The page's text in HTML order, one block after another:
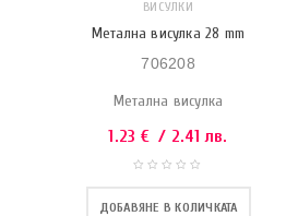
ВИСУЛКИ
Метална висулка 28 mm
706208
Метална висулка
1.23 € / 2.41 лв.
ДОБАВЯНЕ В КОЛИЧКАТА